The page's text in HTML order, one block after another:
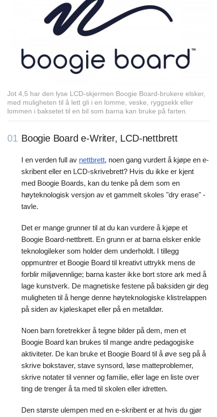
Jot 4,5 har den lyse LCD-skjermen Boogie Board-brukere elsker,
med muligheten til å lett gli i en lomme, veske, ryggsekk eller
lommen i baksetet til en bil som barna kan bruke på farten.
01 Boogie Board e-Writer, LCD-nettbrett
I en verden full av nettbrett, noen gang vurdert å kjøpe en e-
skribent eller en LCD-skrivebrett? Hvis du ikke er kjent
med Boogie Boards, kan du tenke på dem som en
høyteknologisk versjon av et gammelt skoles "dry erase" -
tavle.
Det er mange grunner til at du kan vurdere å kjøpe et
Boogie Board-nettbrett. En grunn er at barna elsker enkle
teknologileker som holder dem underholdt. I tillegg
oppmuntrer et Boogie Board til kreativt uttrykk mens de
forblir miljøvennlige; barna kaster ikke bort store ark med å
lage kunstverk. De magnetiske festene på baksiden gir deg
muligheten til å henge denne høyteknologiske klistrelappen
på siden av kjøleskapet eller på en metalldør.
Noen barn foretrekker å tegne bilder på dem, men et
Boogie Board kan brukes til mange andre pedagogiske
aktiviteter. De kan bruke et Boogie Board til å øve seg på å
skrive bokstaver, stave synsord, løse matteproblemer,
skrive notater til venner og familie, eller lage en liste over
ting de trenger å ta med til skolen eller idretten.
Den største ulempen med en e-skribent er at hvis du gjør